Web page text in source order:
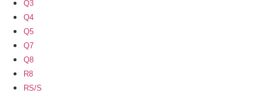
Q3
Q4
Q5
Q7
Q8
R8
RS/S